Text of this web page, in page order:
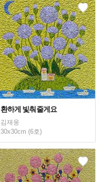
환하게 빛춰줄게요
김재웅
30x30cm (6호)